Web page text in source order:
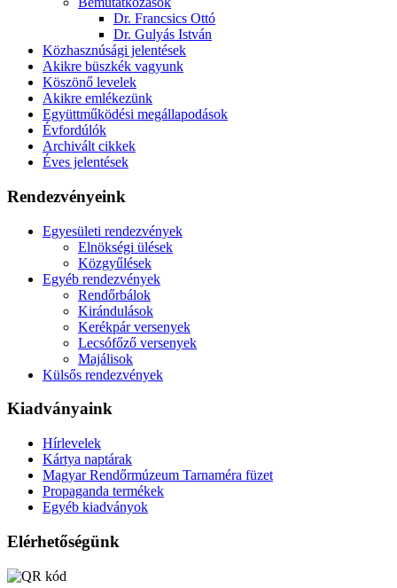
Dr. Francsics Ottó
Dr. Gulyás István
Közhasznúsági jelentések
Akikre büszkék vagyunk
Köszönő levelek
Akikre emlékezünk
Együttműködési megállapodások
Évfordúlók
Archivált cikkek
Éves jelentések
Rendezvényeink
Egyesületi rendezvények
Elnökségi ülések
Közgyűlések
Egyéb rendezvények
Rendőrbálok
Kirándulások
Kerékpár versenyek
Lecsófőző versenyek
Majálisok
Külsős rendezvények
Kiadványaink
Hírlevelek
Kártya naptárak
Magyar Rendőrmúzeum Tarnaméra füzet
Propaganda termékek
Egyéb kiadványok
Elérhetőségünk